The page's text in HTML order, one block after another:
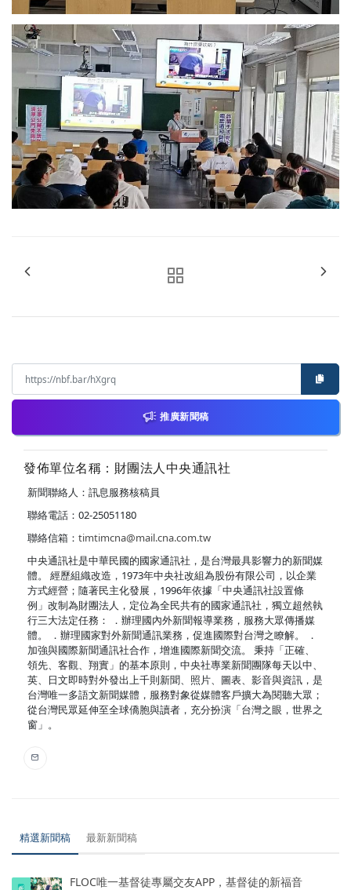
推廣新聞稿
發佈單位名稱：財團法人中央通訊社
新聞聯絡人：訊息服務核稿員
聯絡電話：02-25051180
聯絡信箱： timtimcna@mail.cna.com.tw
中央通訊社是中華民國的國家通訊社，是台灣最具影響力的新聞媒
體。 經歷組織改造，1973年中央社改組為股份有限公司，以企業
方式經營；隨著民主化發展，1996年依據「中央通訊社設置條
例」改制為財團法人，定位為全民共有的國家通訊社，獨立超然執
行三大法定任務： ．辦理國內外新聞報導業務，服務大眾傳播媒
體。 ．辦理國家對外新聞通訊業務，促進國際對台灣之瞭解。 ．
加強與國際新聞通訊社合作，增進國際新聞交流。 秉持「正確、
領先、客觀、翔實」的基本原則，中央社專業新聞團隊每天以中、
英、日文即時對外發出上千則新聞、照片、圖表、影音與資訊，是
台灣唯一多語文新聞媒體，服務對象從媒體客戶擴大為閱聽大眾；
從台灣民眾延伸至全球僑胞與讀者，充分扮演「台灣之眼，世界之
窗」。
精選新聞稿 最新新聞稿
FLOC唯一基督徒專屬交友APP，基督徒的新福音